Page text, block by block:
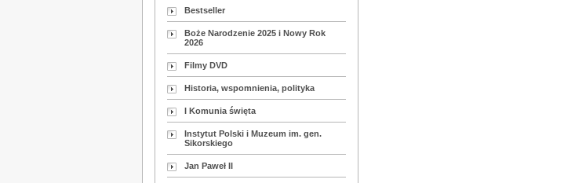
Bestseller
Boże Narodzenie 2025 i Nowy Rok
2026
Filmy DVD
Historia, wspomnienia, polityka
I Komunia święta
Instytut Polski i Muzeum im. gen.
Sikorskiego
Jan Paweł II